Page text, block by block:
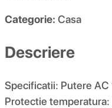
Categorie: Casa
Descriere
Specificatii: Putere
Protectie